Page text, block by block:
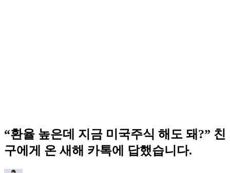
“환율 높은데 지금 미국주식 해도 돼?” 친
구에게 온 새해 카톡에 답했습니다.